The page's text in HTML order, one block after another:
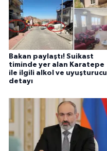
Bakan paylaştı! Suikast
timinde yer alan Karatepe
ile ilgili alkol ve uyuşturucu
detayı